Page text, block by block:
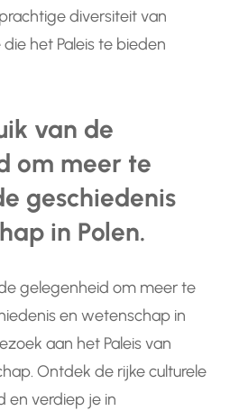
diversiteit van
het Paleis te bieden
van de
om meer te
geschiedenis
in Polen.
gelegenheid om meer te
en wetenschap in
aan het Paleis van
Ontdek de rijke culturele
en verdiep je in